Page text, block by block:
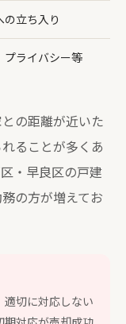
の立ち入り
プライバシー等
の距離が近いた
ることが多くあ
・早良区の戸建
の方が増えてお
適切に対応しない